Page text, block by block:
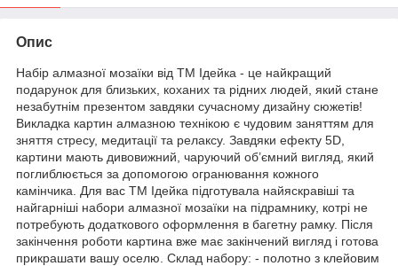
Опис
Набір алмазної мозаїки від ТМ Ідейка - це найкращий
подарунок для близьких, коханих та рідних людей, який стане
незабутнім презентом завдяки сучасному дизайну сюжетів!
Викладка картин алмазною технікою є чудовим заняттям для
зняття стресу, медитації та релаксу. Завдяки ефекту 5D,
картини мають дивовижний, чаруючий об’ємний вигляд, який
поглиблюється за допомогою огранювання кожного
камінчика. Для вас ТМ Ідейка підготувала найяскравіші та
найгарніші набори алмазної мозаїки на підрамнику, котрі не
потребують додаткового оформлення в багетну рамку. Після
закінчення роботи картина вже має закінчений вигляд і готова
прикрашати вашу оселю. Склад набору: - полотно з клейовим